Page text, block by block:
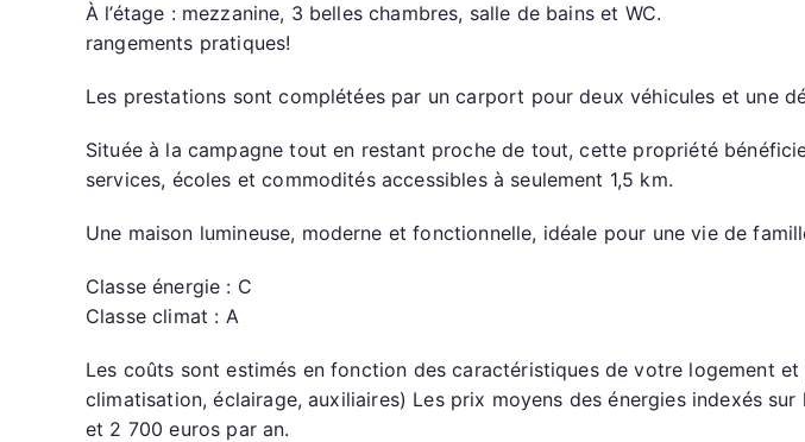
À l’étage : mezzanine, 3 belles chambres, salle de bains et WC.
rangements pratiques!
Les prestations sont complétées par un carport pour deux véhicules et une
Située à la campagne tout en restant proche de tout, cette propriété
services, écoles et commodités accessibles à seulement 1,5 km.
Une maison lumineuse, moderne et fonctionnelle, idéale pour une vie de
Classe énergie : C
Classe climat : A
Les coûts sont estimés en fonction des caractéristiques de votre logement
climatisation, éclairage, auxiliaires) Les prix moyens des énergies indexés
et 2 700 euros par an.